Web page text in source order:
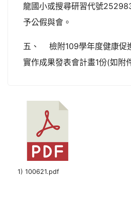
龍國小或搜尋研習代號
予公假與會。
五、 檢附109學年度健康促
實作成果發表會計畫1份(如附
1) 100621.pdf